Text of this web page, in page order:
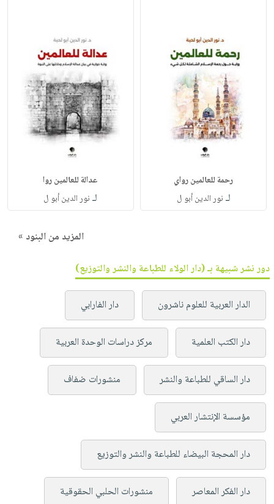
رحمة للعالمين رواي
لـ نور الدين أبو ل
عدالة للعالمين روا
لـ نور الدين أبو ل
المزيد من البنود »
دور نشر شبيهة بـ (دار الولاء للطباعة والنشر والتوزيع)
الدار العربية للعلوم ناشرون دار الفارابي
دار الكتب العلمية مركز دراسات الوحدة العربية
دار الساقي للطباعة والنشر منشورات ضفاف
مؤسسة الإنتشار العربي
دار المحجة البيضاء للطباعة والنشر والتوزيع
دار الفكر المعاصر منشورات الحلبي الحقوقية